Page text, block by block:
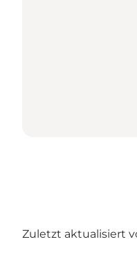
Zuletzt aktualisiert